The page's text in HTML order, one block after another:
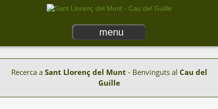
menu
Recerca a Sant Llorenç del Munt - Benvinguts al Cau del
Guille